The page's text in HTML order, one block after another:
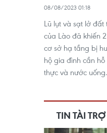
08/08/2023 01:18
Lũ lụt và sạt lở
của Lào đã khiến
cơ sở hạ tầng bị
hộ gia đình cần
thực và nước uống.